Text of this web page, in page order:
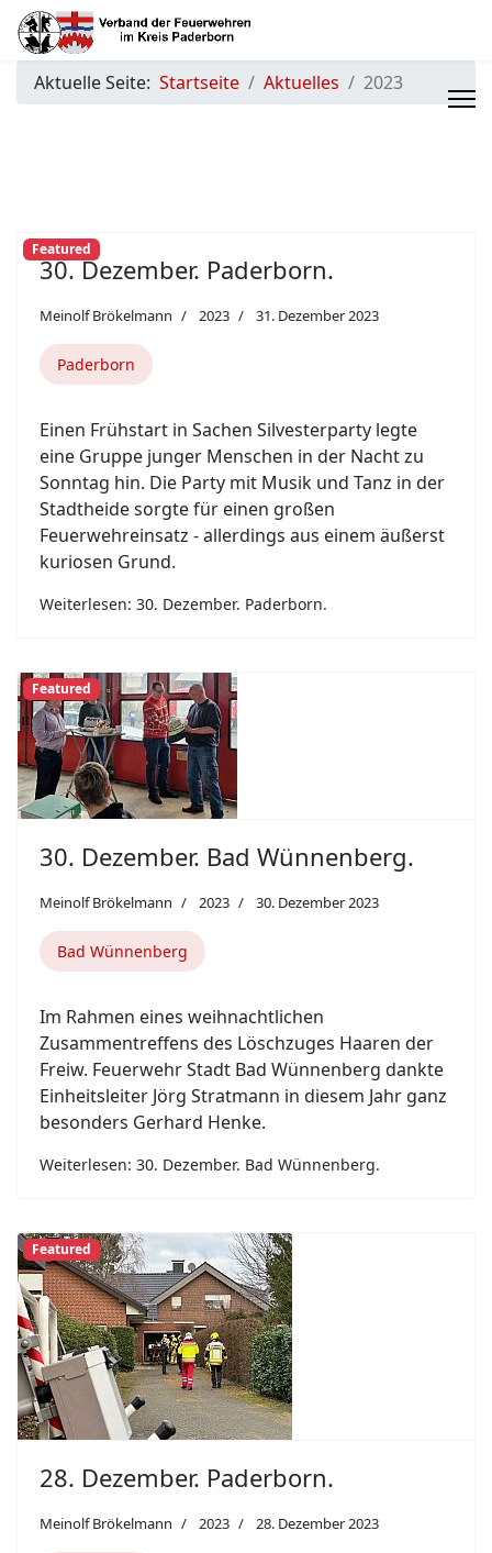
Aktuelle Seite: Startseite Aktuelles 2023
Featured
30. Dezember. Paderborn.
Meinolf Brökelmann 2023 31. Dezember 2023
Paderborn
Einen Frühstart in Sachen Silvesterparty legte
eine Gruppe junger Menschen in der Nacht zu
Sonntag hin. Die Party mit Musik und Tanz in der
Stadtheide sorgte für einen großen
Feuerwehreinsatz - allerdings aus einem äußerst
kuriosen Grund.
Weiterlesen: 30. Dezember. Paderborn.
Featured
30. Dezember. Bad Wünnenberg.
Meinolf Brökelmann 2023 30. Dezember 2023
Bad Wünnenberg
Im Rahmen eines weihnachtlichen
Zusammentreffens des Löschzuges Haaren der
Freiw. Feuerwehr Stadt Bad Wünnenberg dankte
Einheitsleiter Jörg Stratmann in diesem Jahr ganz
besonders Gerhard Henke.
Weiterlesen: 30. Dezember. Bad Wünnenberg.
Featured
28. Dezember. Paderborn.
Meinolf Brökelmann 2023 28. Dezember 2023